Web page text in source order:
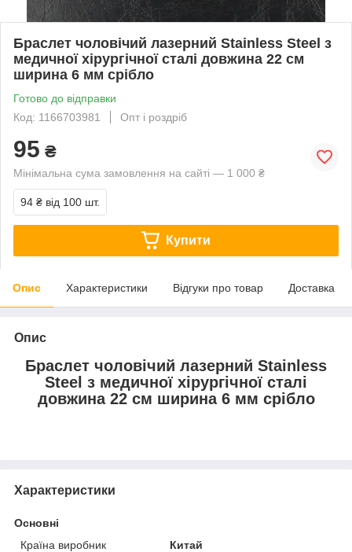
Браслет чоловічий лазерний Stainless Steel з
медичної хірургічної сталі довжина 22 см
ширина 6 мм срібло
Готово до відправки
Код: 1166703981
Опт і роздріб
95 ₴
Мінімальна сума замовлення на сайті — 1 000 ₴
94 ₴ від 100 шт.
Купити
Опис Характеристики Відгуки про товар Доставка
Опис
Браслет чоловічий лазерний Stainless
Steel з медичної хірургічної сталі
довжина 22 см ширина 6 мм срібло
Характеристики
Основні
Країна виробник
Китай